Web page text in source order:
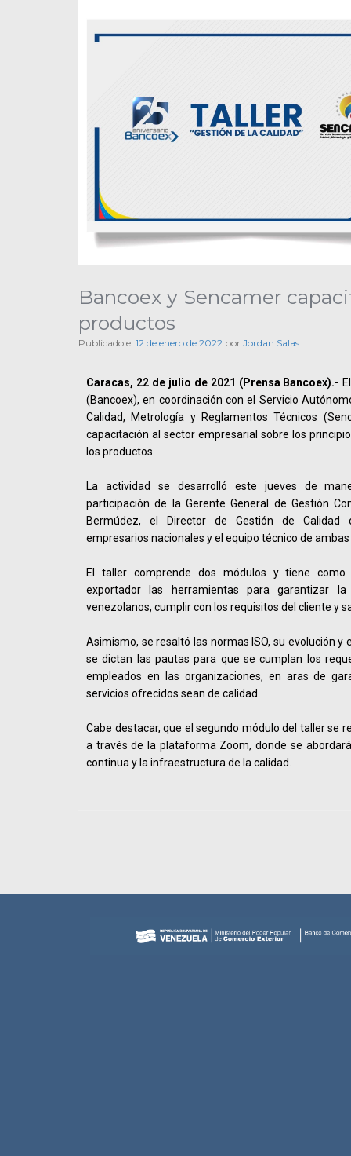
Bancoex y Sencamer
productos
Publicado el 12 de enero de 2022 por Jordan Salas
Caracas, 22 de julio de 2021 (Prensa Bancoex).-
(Bancoex), en coordinación con el Servicio
Calidad, Metrología y Reglamentos Técnicos
capacitación al sector empresarial sobre los
los productos.
La actividad se desarrolló este jueves de
participación de la Gerente General de Gestión
Bermúdez, el Director de Gestión de Calidad
empresarios nacionales y el equipo técnico de
El taller comprende dos módulos y tiene
exportador las herramientas para garantizar
venezolanos, cumplir con los requisitos del cliente y
Asimismo, se resaltó las normas ISO, su evolución y
se dictan las pautas para que se cumplan los
empleados en las organizaciones, en aras de
servicios ofrecidos sean de calidad.
Cabe destacar, que el segundo módulo del taller se
a través de la plataforma Zoom, donde se
continua y la infraestructura de la calidad.